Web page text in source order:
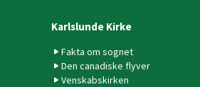
Karlslunde Kirke
Fakta om sognet
Den canadiske flyver
Venskabskirken